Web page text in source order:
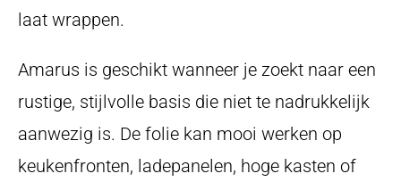
laat wrappen.
Amarus is geschikt wanneer je zoekt naar een
rustige, stijlvolle basis die niet te nadrukkelijk
aanwezig is. De folie kan mooi werken op
keukenfronten, ladepanelen, hoge kasten of